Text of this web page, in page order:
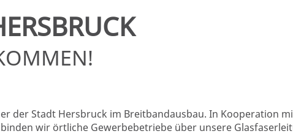
der Stadt Hersbruck im Breitbandausbau. In Kooperation
wir örtliche Gewerbebetriebe über unsere